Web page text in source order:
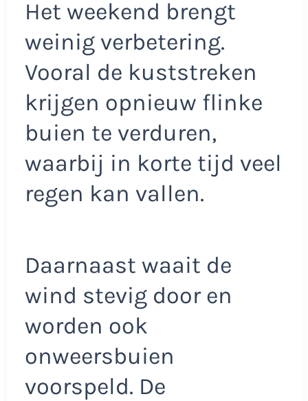
Het weekend brengt
weinig verbetering.
Vooral de kuststreken
krijgen opnieuw flinke
buien te verduren,
waarbij in korte tijd veel
regen kan vallen.
Daarnaast waait de
wind stevig door en
worden ook
onweersbuien
voorspeld. De